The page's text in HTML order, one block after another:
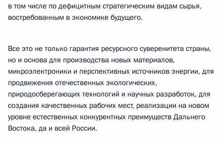
в том числе по дефицитным стратегическим видам сырья,
востребованным в экономике будущего.
Все это не только гарантия ресурсного суверенитета страны,
но и основа для производства новых материалов,
микроэлектроники и перспективных источников энергии, для
продвижения отечественных экологических,
природосберегающих технологий и научных разработок, для
создания качественных рабочих мест, реализации на новом
уровне естественных конкурентных преимуществ Дальнего
Востока, да и всей России.